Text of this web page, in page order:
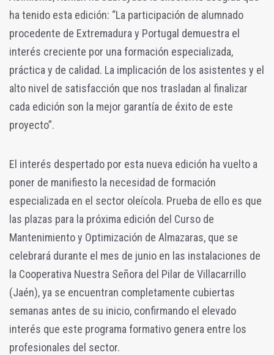
ha tenido esta edición: “La participación de alumnado
procedente de Extremadura y Portugal demuestra el
interés creciente por una formación especializada,
práctica y de calidad. La implicación de los asistentes y el
alto nivel de satisfacción que nos trasladan al finalizar
cada edición son la mejor garantía de éxito de este
proyecto”.
El interés despertado por esta nueva edición ha vuelto a
poner de manifiesto la necesidad de formación
especializada en el sector oleícola. Prueba de ello es que
las plazas para la próxima edición del Curso de
Mantenimiento y Optimización de Almazaras, que se
celebrará durante el mes de junio en las instalaciones de
la Cooperativa Nuestra Señora del Pilar de Villacarrillo
(Jaén), ya se encuentran completamente cubiertas
semanas antes de su inicio, confirmando el elevado
interés que este programa formativo genera entre los
profesionales del sector.